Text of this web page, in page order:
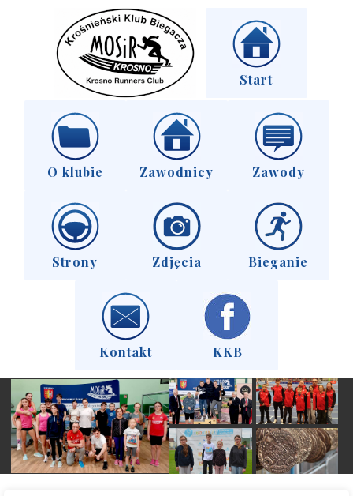
Start
O klubie Zawodnicy Zawody
Strony Zdjęcia Bieganie
Kontakt KKB